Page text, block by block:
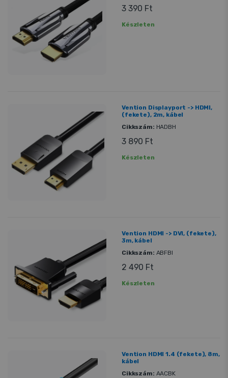
3 390 Ft
Készleten
Vention Displayport -> HDMI,
(fekete), 2m, kábel
Cikkszám: HADBH
3 890 Ft
Készleten
Vention HDMI -> DVI, (fekete),
3m, kábel
Cikkszám: ABFBI
2 490 Ft
Készleten
Vention HDMI 1.4 (fekete), 8m,
kábel
Cikkszám: AACBK